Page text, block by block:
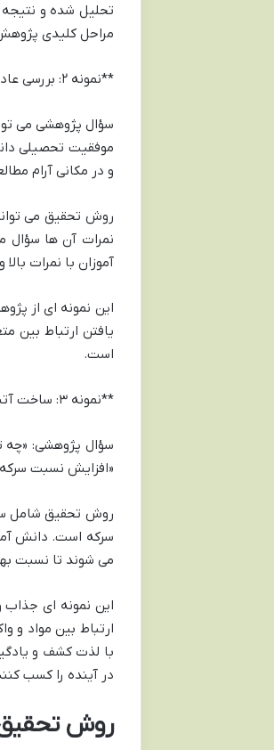
تحلیل شده و
مراحل کلیدی
**نمونه ۲: بررسی عادات مطالعه دانش آموزان**
سؤال پژوهشی می
موفقیت تحصیلی
و در مکانی آرام
روش تحقیق می
نمرات آن ها سؤال
آموزان با نمرات
این نمونه ای از
یافتن ارتباط بین
است.
**نمونه ۳: ساخت آتشفشان آزمایشی و بررسی واکنش شیمیایی**
سؤال پژوهشی: «چه
«افزایش نسبت
روش تحقیق شامل
سرکه است. دانش
می شوند تا نسبت
این نمونه ای
ارتباط بین مواد و
با لذت کشف و
در آینده را کسب
روش تحقیق